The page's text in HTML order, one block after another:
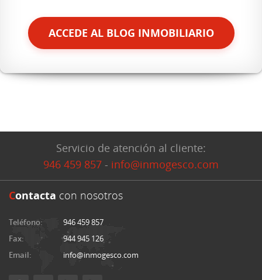
ACCEDE AL BLOG INMOBILIARIO
Servicio de atención al cliente:
946 459 857 - info@inmogesco.com
Contacta con nosotros
Teléfono:
946 459 857
Fax:
944 945 126
Email:
info@inmogesco.com